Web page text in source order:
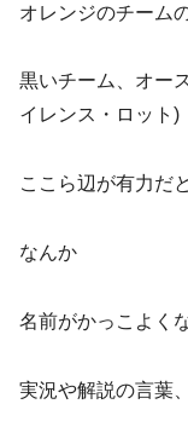
オレンジのチーム
黒いチーム、オー
イレンス・ロット)
ここら辺が有力だ
なんか
名前がかっこよく
実況や解説の言葉